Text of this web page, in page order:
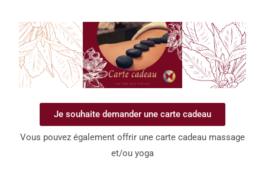
Je souhaite demander une carte cadeau
Vous pouvez également offrir une carte cadeau massage
et/ou yoga